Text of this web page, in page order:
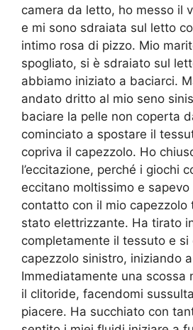
camera da letto, ho messo il
e mi sono sdraiata sul letto
intimo rosa di pizzo. Mio
spogliato, si è sdraiato sul
abbiamo iniziato a baciarci.
andato dritto al mio seno
baciare la pelle non coperta
cominciato a spostare il
copriva il capezzolo. Ho
l’eccitazione, perché i giochi
eccitano moltissimo e
contatto con il mio capezzolo
stato elettrizzante. Ha tirato
completamente il tessuto e
capezzolo sinistro, iniziando
Immediatamente una scossa
il clitoride, facendomi
piacere. Ha succhiato con